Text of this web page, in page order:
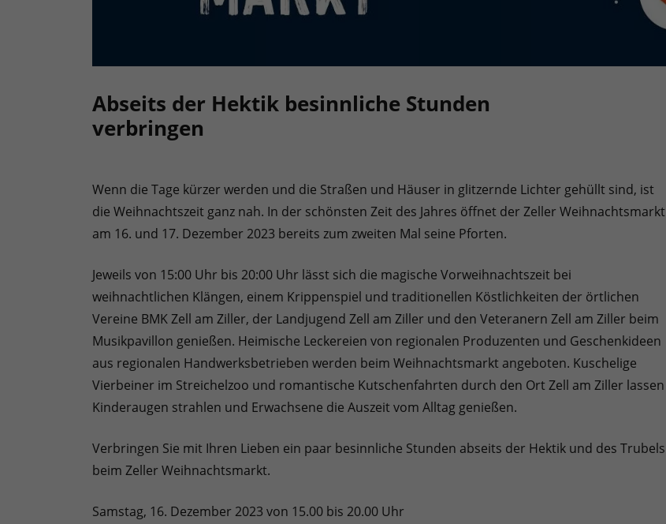
Abseits der Hektik besinnliche Stunden
verbringen
Wenn die Tage kürzer werden und die Straßen und Häuser in glitzernde Lichter gehüllt sind, ist
die Weihnachtszeit ganz nah. In der schönsten Zeit des Jahres öffnet der Zeller Weihnachtsmarkt
am 16. und 17. Dezember 2023 bereits zum zweiten Mal seine Pforten.
Jeweils von 15:00 Uhr bis 20:00 Uhr lässt sich die magische Vorweihnachtszeit bei
weihnachtlichen Klängen, einem Krippenspiel und traditionellen Köstlichkeiten der örtlichen
Vereine BMK Zell am Ziller, der Landjugend Zell am Ziller und den Veteranern Zell am Ziller beim
Musikpavillon genießen. Heimische Leckereien von regionalen Produzenten und Geschenkideen
aus regionalen Handwerksbetrieben werden beim Weihnachtsmarkt angeboten. Kuschelige
Vierbeiner im Streichelzoo und romantische Kutschenfahrten durch den Ort Zell am Ziller lassen
Kinderaugen strahlen und Erwachsene die Auszeit vom Alltag genießen.
Verbringen Sie mit Ihren Lieben ein paar besinnliche Stunden abseits der Hektik und des Trubels
beim Zeller Weihnachtsmarkt.
Samstag, 16. Dezember 2023 von 15.00 bis 20.00 Uhr